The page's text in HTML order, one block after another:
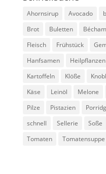
Ahornsirup Avocado
Brot
Buletten
Fleisch
Frühstück
Hanfsamen
Heilpflanzen
Kartoffeln
Klöße
Käse
Leinöl Melone
Pilze
Pistazien
schnell
Sellerie Soße
Tomaten
Tomatensuppe